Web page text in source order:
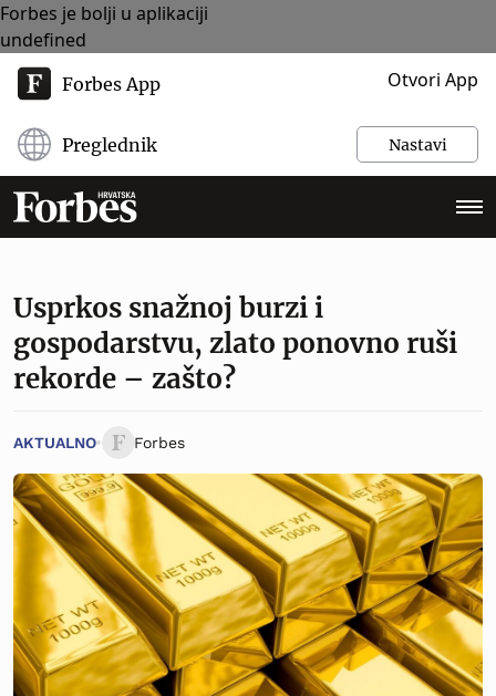
Forbes je bolji u aplikaciji
undefined
Forbes App Otvori App
Preglednik Nastavi
Usprkos snažnoj burzi i
gospodarstvu, zlato ponovno ruši
rekorde – zašto?
AKTUALNO Forbes